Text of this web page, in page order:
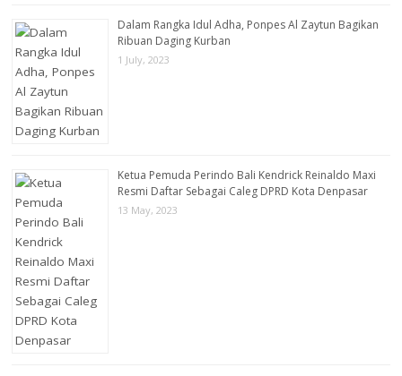
Dalam Rangka Idul Adha, Ponpes Al Zaytun Bagikan
Ribuan Daging Kurban
1 July, 2023
Ketua Pemuda Perindo Bali Kendrick Reinaldo Maxi
Resmi Daftar Sebagai Caleg DPRD Kota Denpasar
13 May, 2023